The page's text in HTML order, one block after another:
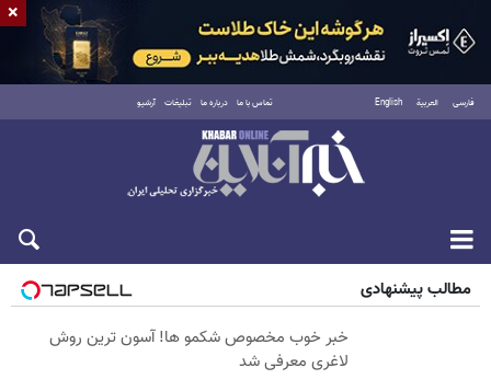
فارسی العربية English تماس با ما درباره ما تبلیغات آرشیو
شنبه ۱۷ مرداد ۱۴۰۵
مطالب پیشنهادی
خبر خوب مخصوص شکمو ها! آسون ترین روش
لاغری معرفی شد
×